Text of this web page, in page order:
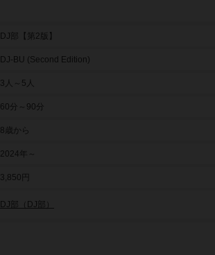
DJ部【第2版】
DJ-BU (Second Edition)
3人～5人
60分～90分
8歳から
2024年～
3,850円
DJ部（DJ部）